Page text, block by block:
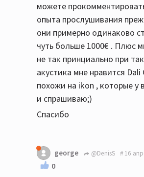
можете
опыта прослушивания
они примерно одинаково
чуть больше 1000€ . Плюс
не так принциально при
акустика мне нравится
похожи на ikon , которые у
и спрашиваю;)
Спасибо
george @DenisS 16
0